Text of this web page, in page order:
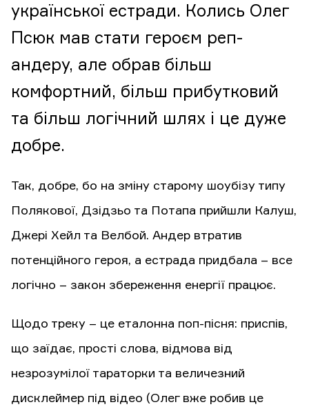
української естради. Колись Олег
Псюк мав стати героєм реп-
андеру, але обрав більш
комфортний, більш прибутковий
та більш логічний шлях і це дуже
добре.
Так, добре, бо на зміну старому шоубізу типу
Полякової, Дзідзьо та Потапа прийшли Калуш,
Джері Хейл та Велбой. Андер втратив
потенційного героя, а естрада придбала – все
логічно – закон збереження енергії працює.
Щодо треку – це еталонна поп-пісня: приспів,
що заїдає, прості слова, відмова від
незрозумілої тараторки та величезний
дисклеймер під відео (Олег вже робив це